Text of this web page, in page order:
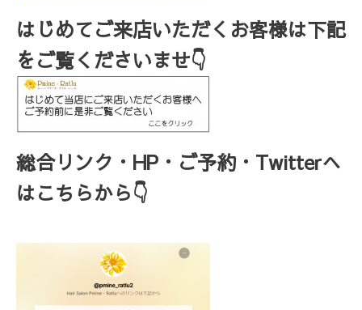
はじめてご来店いただくお客様は下記
をご覧くださいませ👇
総合リンク・HP・ご予約・Twitterへ
はこちらから👇